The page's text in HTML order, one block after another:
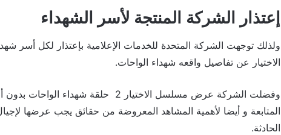
إعتذار الشركة المنتجة لأسر الشهداء
ولذلك توجهت الشركة المتحدة للخدمات الإعلامية بإعتذار لكل
الاختيار عن تفاصيل واقعه شهداء الواحات.
وفضلت الشركة عرض مسلسل الاختيار 2
المتابعة و أيضا لأهمية المشاهد المعروضة من حقائق يجب عرضها
الحادثة.